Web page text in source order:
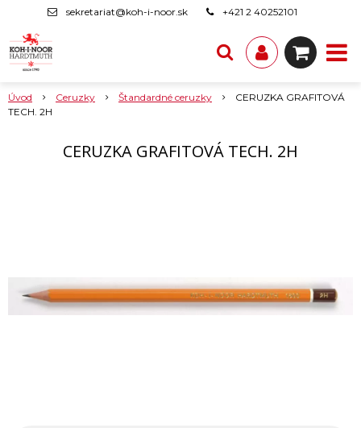
sekretariat@koh-i-noor.sk +421 2 40252101
Úvod Ceruzky Štandardné ceruzky
CERUZKA GRAFITOVÁ
TECH. 2H
CERUZKA GRAFITOVÁ TECH. 2H